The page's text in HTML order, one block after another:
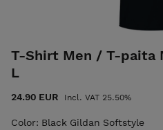
T-Shirt Men / T-paita
L
24.90 EUR Incl. VAT 25.50%
Color: Black Gildan Softstyle